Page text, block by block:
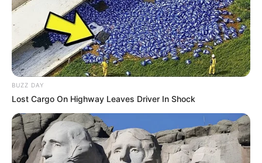
BUZZ DAY
Lost Cargo On Highway Leaves Driver In Shock